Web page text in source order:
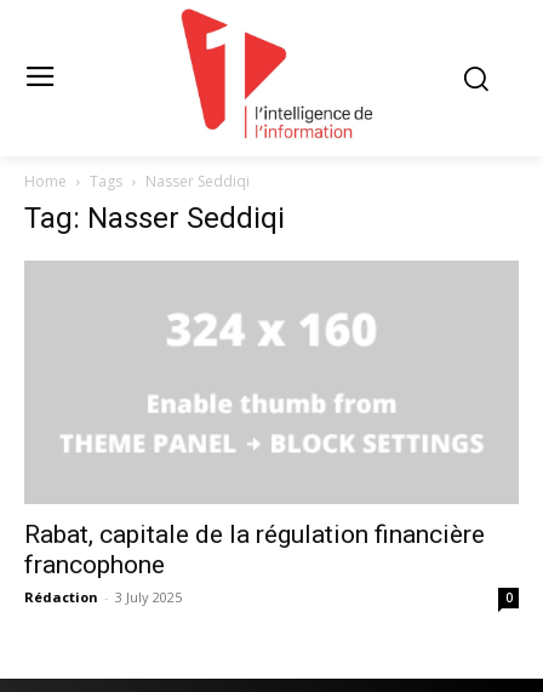
Home Tags Nasser Seddiqi
Tag: Nasser Seddiqi
Rabat, capitale de la régulation financière
francophone
Rédaction - 3 July 2025 0